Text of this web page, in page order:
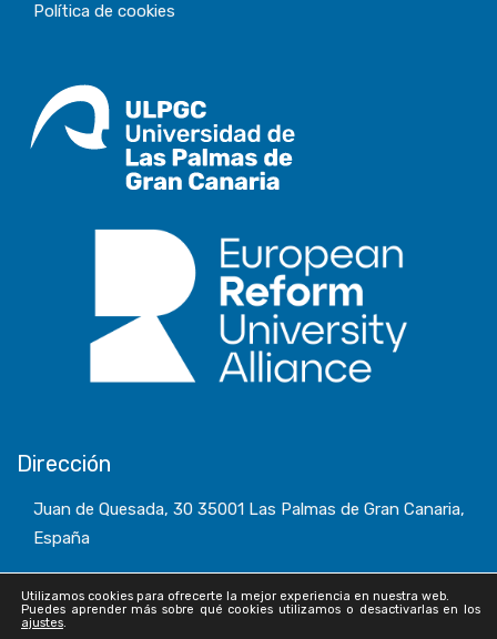
Política de cookies
Dirección
Juan de Quesada, 30 35001 Las Palmas de Gran Canaria,
España
Utilizamos cookies para ofrecerte la mejor experiencia en nuestra web.
Puedes aprender más sobre qué cookies utilizamos o desactivarlas en los
ajustes.